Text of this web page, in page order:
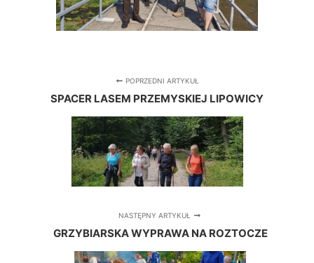
POPRZEDNI ARTYKUŁ
SPACER LASEM PRZEMYSKIEJ LIPOWICY
NASTĘPNY ARTYKUŁ
GRZYBIARSKA WYPRAWA NA ROZTOCZE